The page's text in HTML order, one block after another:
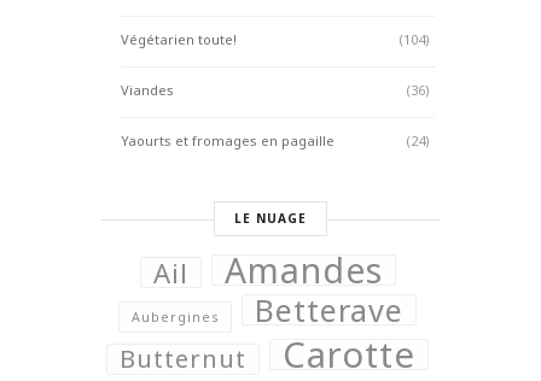
Végétarien toute! (104)
Viandes (36)
Yaourts et fromages en pagaille (24)
LE NUAGE
Ail Amandes
Aubergines Betterave
Butternut Carotte